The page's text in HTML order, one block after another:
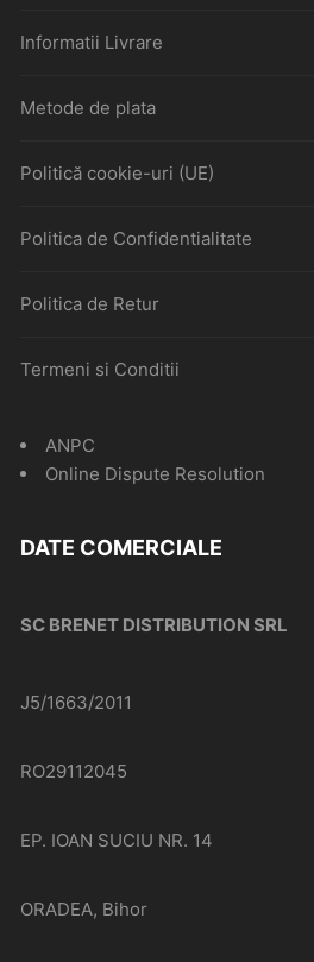
Informatii Livrare
Metode de plata
Politică cookie-uri (UE)
Politica de Confidentialitate
Politica de Retur
Termeni si Conditii
ANPC
Online Dispute Resolution
DATE COMERCIALE
SC BRENET DISTRIBUTION SRL
J5/1663/2011
RO29112045
EP. IOAN SUCIU NR. 14
ORADEA, Bihor